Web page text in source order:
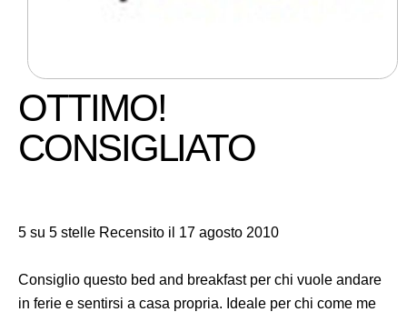
OTTIMO!
CONSIGLIATO
5 su 5 stelle Recensito il 17 agosto 2010
Consiglio questo bed and breakfast per chi vuole andare
in ferie e sentirsi a casa propria. Ideale per chi come me